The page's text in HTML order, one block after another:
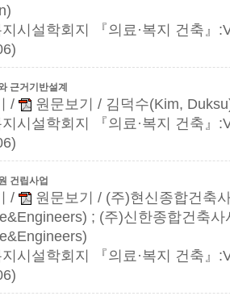
시설학회지 『의료·복지 건축』
근거기반설계
/ 원문보기
/ 김덕수(Kim,
시설학회지 『의료·복지 건축』
건립사업
/ 원문보기
/ (주)현신종합건축
; (주)신한종합건축
시설학회지 『의료·복지 건축』